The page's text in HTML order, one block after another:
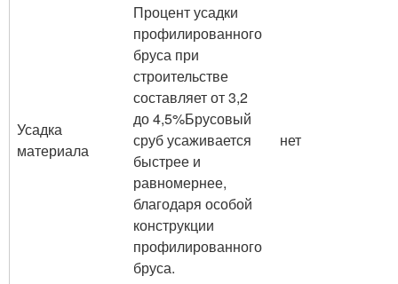
Усадка
материала
Процент усадки
профилированного
бруса при
строительстве
составляет от 3,2
до 4,5%Брусовый
сруб усаживается
быстрее и
равномернее,
благодаря особой
конструкции
профилированного
бруса.
нет